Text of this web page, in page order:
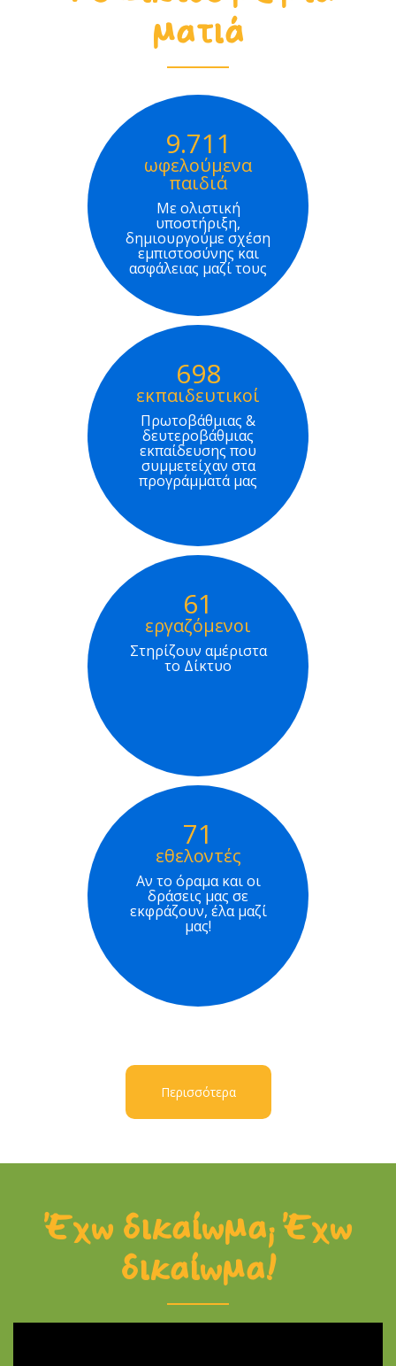
ματιά
9.711
ωφελούμενα
παιδιά
Με ολιστική
υποστήριξη,
δημιουργούμε σχέση
εμπιστοσύνης και
ασφάλειας μαζί τους
698
εκπαιδευτικοί
Πρωτοβάθμιας &
δευτεροβάθμιας
εκπαίδευσης που
συμμετείχαν στα
προγράμματά μας
61
εργαζόμενοι
Στηρίζουν αμέριστα
το Δίκτυο
71
εθελοντές
Αν το όραμα και οι
δράσεις μας σε
εκφράζουν, έλα μαζί
μας!
Περισσότερα
Έχω δικαίωμα; Έχω
δικαίωμα!